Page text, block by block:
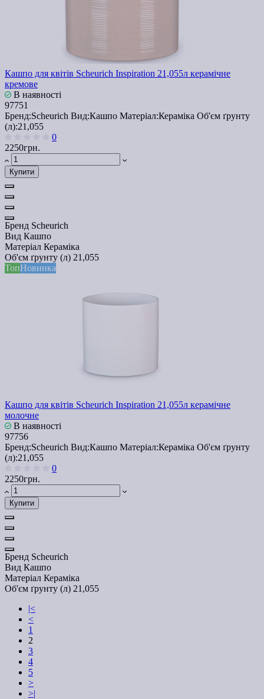
Кашпо для квітів Scheurich Inspiration 21,055л керамічне
кремове
В наявності
97751
Бренд:Scheurich Вид:Кашпо Матеріал:Кераміка Об'єм ґрунту
(л):21,055
0
2250грн.
Купити
Бренд Scheurich
Вид Кашпо
Матеріал Кераміка
Об'єм ґрунту (л) 21,055
ТопНовинка
Кашпо для квітів Scheurich Inspiration 21,055л керамічне
молочне
В наявності
97756
Бренд:Scheurich Вид:Кашпо Матеріал:Кераміка Об'єм ґрунту
(л):21,055
0
2250грн.
Купити
Бренд Scheurich
Вид Кашпо
Матеріал Кераміка
Об'єм ґрунту (л) 21,055
|<
<
1
2
3
4
5
>
>|